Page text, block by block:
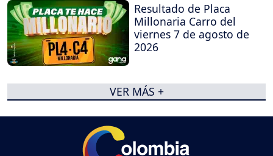
Resultado de Placa
Millonaria Carro del
viernes 7 de agosto de
2026
VER MÁS +